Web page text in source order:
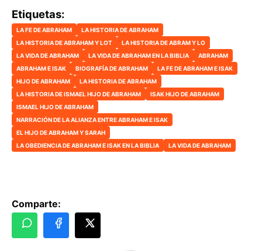
Etiquetas:
LA FE DE ABRAHAM
LA HISTORIA DE ABRAHAM
LA HISTORIA DE ABRAHAM Y LOT
LA HISTORIA DE ABRAM Y LO
LA VIDA DE ABRAHAM
LA VIDA DE ABRAHAM EN LA BIBLIA
ABRAHAM
ABRAHAM E ISAK
BIOGRAFÍA DE ABRAHAM
LA FE DE ABRAHAM E ISAK
HIJO DE ABRAHAM
LA HISTORIA DE ABRAHAM
LA HISTORIA DE ISMAEL HIJO DE ABRAHAM
ISAK HIJO DE ABRAHAM
ISMAEL HIJO DE ABRAHAM
NARRACIÓN DE LA ALIANZA ENTRE ABRAHAM E ISAK
EL HIJO DE ABRAHAM Y SARAH
LA OBEDIENCIA DE ABRAHAM E ISAK EN LA BIBLIA
LA VIDA DE ABRAHAM
Comparte: